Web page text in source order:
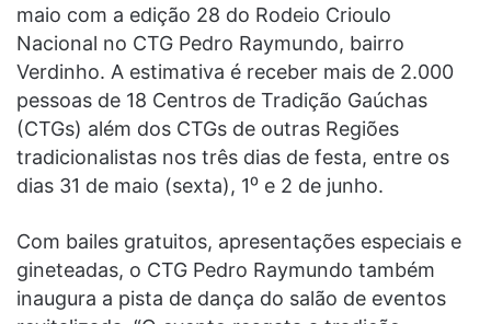
maio com a edição 28 do Rodeio Crioulo
Nacional no CTG Pedro Raymundo, bairro
Verdinho. A estimativa é receber mais de 2.000
pessoas de 18 Centros de Tradição Gaúchas
(CTGs) além dos CTGs de outras Regiões
tradicionalistas nos três dias de festa, entre os
dias 31 de maio (sexta), 1⁰ e 2 de junho.
Com bailes gratuitos, apresentações especiais e
gineteadas, o CTG Pedro Raymundo também
inaugura a pista de dança do salão de eventos